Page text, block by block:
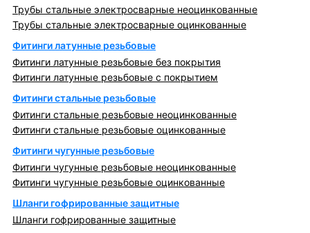
Трубы стальные электросварные неоцинкованные
Трубы стальные электросварные оцинкованные
Фитинги латунные резьбовые
Фитинги латунные резьбовые без покрытия
Фитинги латунные резьбовые с покрытием
Фитинги стальные резьбовые
Фитинги стальные резьбовые неоцинкованные
Фитинги стальные резьбовые оцинкованные
Фитинги чугунные резьбовые
Фитинги чугунные резьбовые неоцинкованные
Фитинги чугунные резьбовые оцинкованные
Шланги гофрированные защитные
Шланги гофрированные защитные